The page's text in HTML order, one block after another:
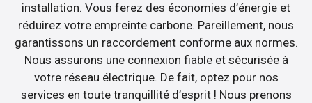
installation. Vous ferez des économies d’énergie et
réduirez votre empreinte carbone. Pareillement, nous
garantissons un raccordement conforme aux normes.
Nous assurons une connexion fiable et sécurisée à
votre réseau électrique. De fait, optez pour nos
services en toute tranquillité d’esprit ! Nous prenons